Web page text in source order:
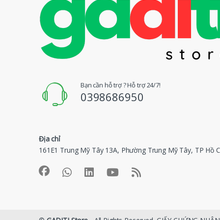
Bạn cần hỗ trợ ? Hỗ trợ 24/7!
0398686950
Địa chỉ
161E1 Trung Mỹ Tây 13A, Phường Trung Mỹ Tây, TP Hồ